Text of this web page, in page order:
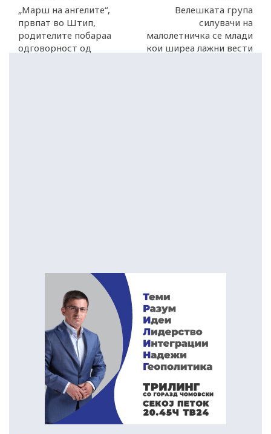
„Марш на ангелите“,
првпат во Штип,
родителите побараа
одговорност од
Велешката група
силувачи на
малолетничка се млади
кои ширеа лажни вести